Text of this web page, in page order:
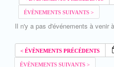
Il n'y a pas d'événements à venir